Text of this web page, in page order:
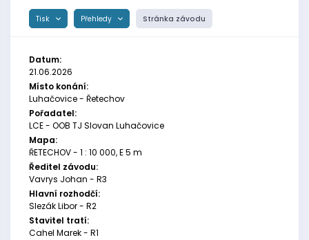
Tisk Přehledy Stránka závodu
Datum:
21.06.2026
Místo konání:
Luhačovice - Řetechov
Pořadatel:
LCE - OOB TJ Slovan Luhačovice
Mapa:
ŘETECHOV - 1 : 10 000, E 5 m
Ředitel závodu:
Vavrys Johan - R3
Hlavní rozhodčí:
Slezák Libor - R2
Stavitel tratí:
Cahel Marek - R1